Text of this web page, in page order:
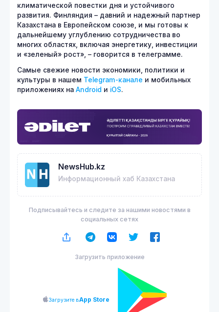
климатической повестки дня и устойчивого
развития. Финляндия – давний и надежный партнер
Казахстана в Европейском союзе, и мы готовы к
дальнейшему углублению сотрудничества во
многих областях, включая энергетику, инвестиции
и «зеленый» рост», – говорится в телеграмме.
Самые свежие новости экономики, политики и
культуры в нашем Telegram-канале и мобильных
приложениях на Android и iOS.
NewsHub.kz
Информационный хаб Казахстана
Подписывайтесь и следите за нашими новостями в
социальных сетях
Загрузить приложение
Загрузите вApp Store